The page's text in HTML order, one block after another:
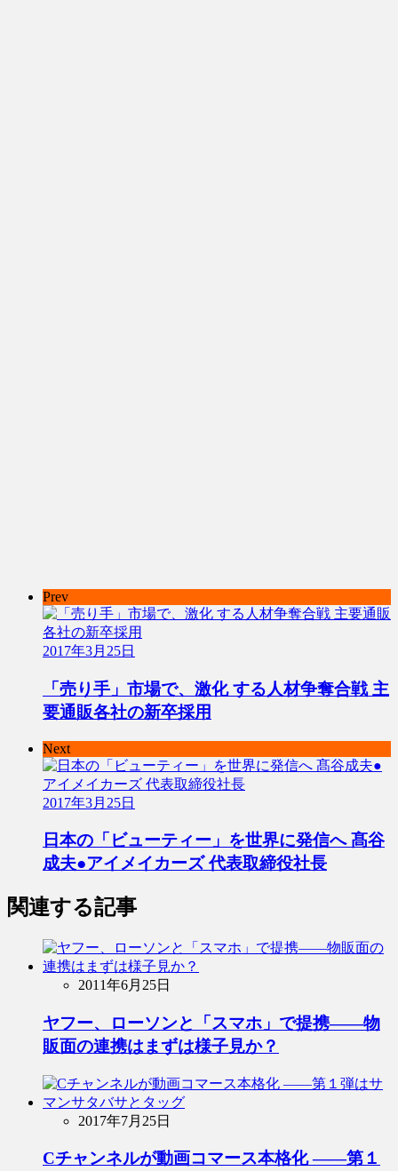
Prev
2017年3月25日
「売り手」市場で、激化 する人材争奪合戦 主
要通販各社の新卒採用
Next
2017年3月25日
日本の「ビューティー」を世界に発信へ 髙谷
成夫●アイメイカーズ 代表取締役社長
関連する記事
2011年6月25日
ヤフー、ローソンと「スマホ」で提携――物
販面の連携はまずは様子見か？
2017年7月25日
Cチャンネルが動画コマース本格化 ――第１